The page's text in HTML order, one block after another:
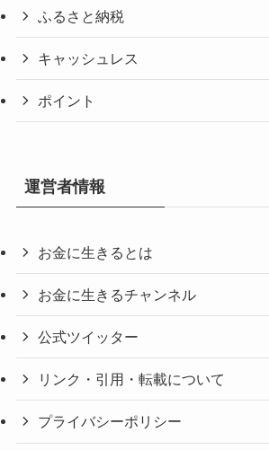
ふるさと納税
キャッシュレス
ポイント
運営者情報
お金に生きるとは
お金に生きるチャンネル
公式ツイッター
リンク・引用・転載について
プライバシーポリシー